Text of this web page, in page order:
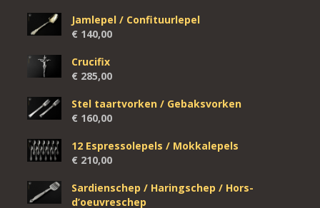
Jamlepel / Confituurlepel
€ 140,00
Crucifix
€ 285,00
Stel taartvorken / Gebaksvorken
€ 160,00
12 Espressolepels / Mokkalepels
€ 210,00
Sardienschep / Haringschep / Hors-
d’oeuvreschep